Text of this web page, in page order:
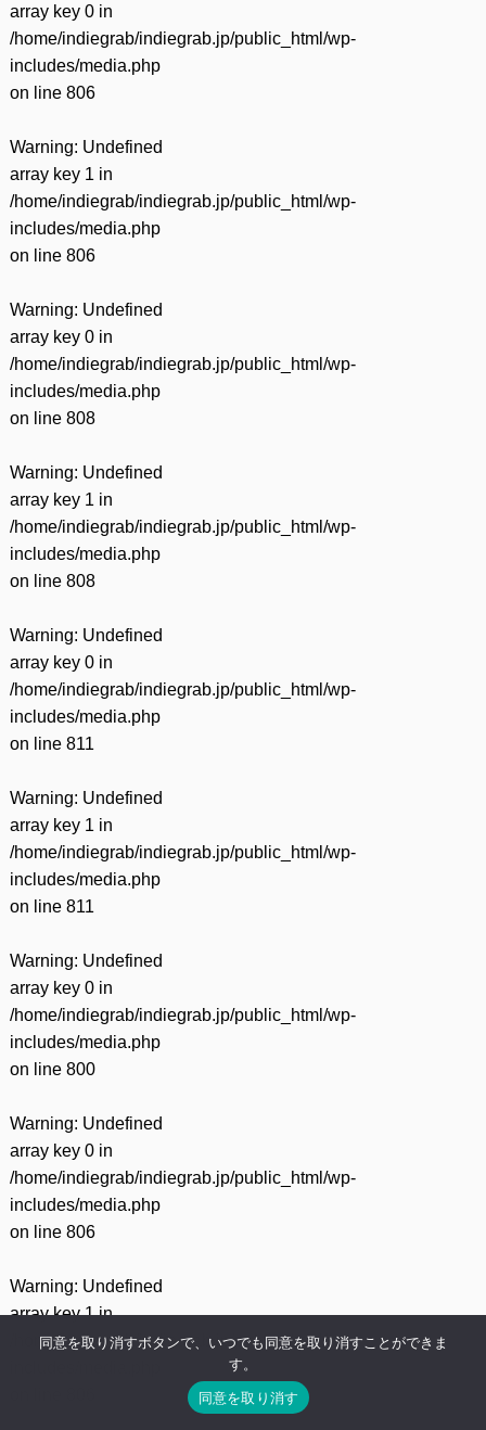
array key 0 in
/home/indiegrab/indiegrab.jp/public_html/wp-
includes/media.php
on line 806
Warning: Undefined
array key 1 in
/home/indiegrab/indiegrab.jp/public_html/wp-
includes/media.php
on line 806
Warning: Undefined
array key 0 in
/home/indiegrab/indiegrab.jp/public_html/wp-
includes/media.php
on line 808
Warning: Undefined
array key 1 in
/home/indiegrab/indiegrab.jp/public_html/wp-
includes/media.php
on line 808
Warning: Undefined
array key 0 in
/home/indiegrab/indiegrab.jp/public_html/wp-
includes/media.php
on line 811
Warning: Undefined
array key 1 in
/home/indiegrab/indiegrab.jp/public_html/wp-
includes/media.php
on line 811
Warning: Undefined
array key 0 in
/home/indiegrab/indiegrab.jp/public_html/wp-
includes/media.php
on line 800
Warning: Undefined
array key 0 in
/home/indiegrab/indiegrab.jp/public_html/wp-
includes/media.php
on line 806
Warning: Undefined
array key 1 in
/home/indiegrab/indiegrab.jp/public_html/wp-
同意を取り消すボタンで、いつでも同意を取り消すことができま
す。
同意を取り消す